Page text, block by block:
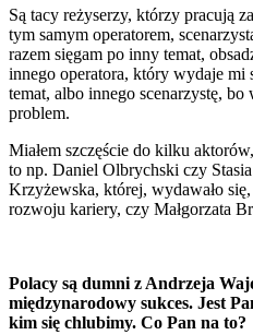
Są tacy reżyserzy, którzy pracują
tym samym operatorem,
razem sięgam po inny temat,
innego operatora, który wydaje mi
temat, albo innego scenarzystę, bo
problem.
Miałem szczęście do kilku
to np. Daniel Olbrychski czy
Krzyżewska, której, wydawało się,
rozwoju kariery, czy Małgorzata
Polacy są dumni z Andrzeja
międzynarodowy sukces. Jest
kim się chlubimy. Co Pan na to?